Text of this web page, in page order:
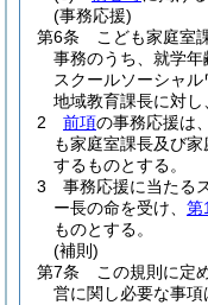
(事務応援)
第6条
こども家庭室
事務のうち、就学
スクールソーシャ
地域教育課長に対し
2
前項の事務応援は、
も家庭室課長及び
するものとする。
3
事務応援に当たる
ー長の命を受け、 第
ものとする。
(補則)
第7条
この規則に定
営に関し必要な事項